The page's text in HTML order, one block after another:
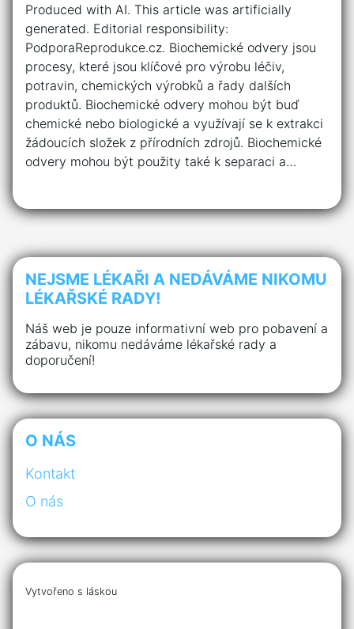
Produced with AI. This article was artificially
generated. Editorial responsibility:
PodporaReprodukce.cz. Biochemické odvery jsou
procesy, které jsou klíčové pro výrobu léčiv,
potravin, chemických výrobků a řady dalších
produktů. Biochemické odvery mohou být buď
chemické nebo biologické a využívají se k extrakci
žádoucích složek z přírodních zdrojů. Biochemické
odvery mohou být použity také k separaci a…
NEJSME LÉKAŘI A NEDÁVÁME NIKOMU
LÉKAŘSKÉ RADY!
Náš web je pouze informativní web pro pobavení a
zábavu, nikomu nedáváme lékařské rady a
doporučení!
O NÁS
Kontakt
O nás
Vytvořeno s láskou